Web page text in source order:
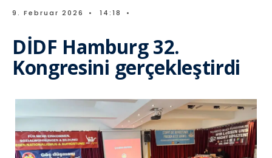
9. Februar 2026 • 14:18 •
DİDF Hamburg 32.
Kongresini gerçekleştirdi